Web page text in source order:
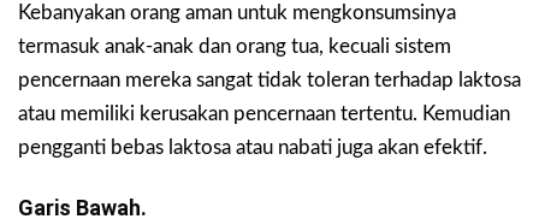
Kebanyakan orang aman untuk mengkonsumsinya
termasuk anak-anak dan orang tua, kecuali sistem
pencernaan mereka sangat tidak toleran terhadap laktosa
atau memiliki kerusakan pencernaan tertentu. Kemudian
pengganti bebas laktosa atau nabati juga akan efektif.
Garis Bawah.